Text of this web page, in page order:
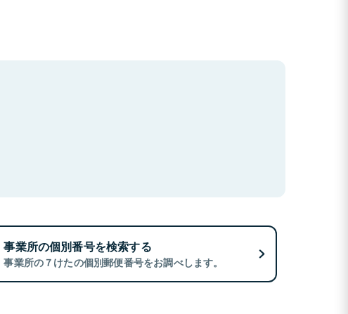
事業所の個別番号を検索する
事業所の７けたの個別郵便番号をお調べします。